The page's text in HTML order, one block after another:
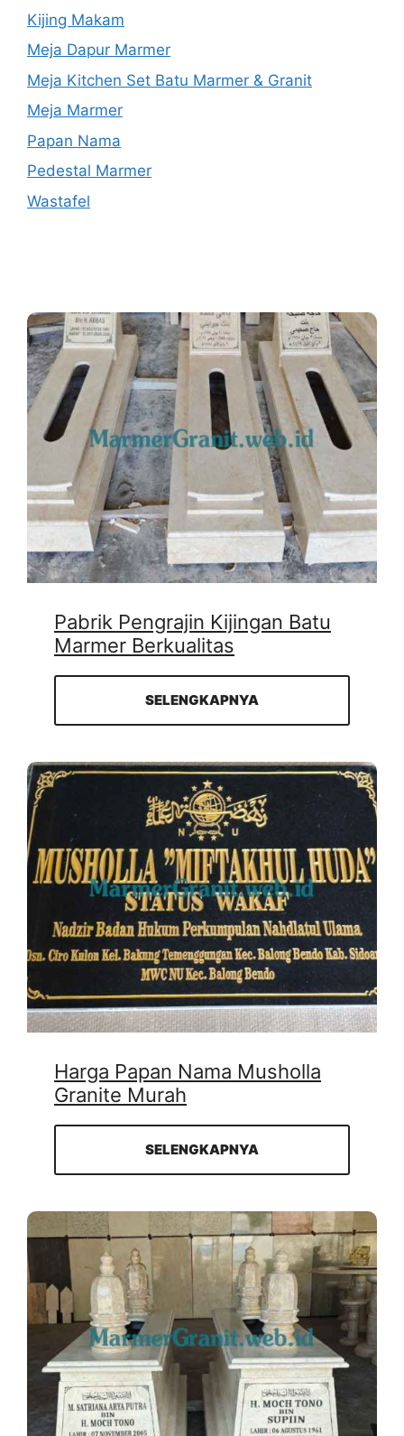
Kijing Makam
Meja Dapur Marmer
Meja Kitchen Set Batu Marmer & Granit
Meja Marmer
Papan Nama
Pedestal Marmer
Wastafel
Pabrik Pengrajin Kijingan Batu
Marmer Berkualitas
SELENGKAPNYA
Harga Papan Nama Musholla
Granite Murah
SELENGKAPNYA